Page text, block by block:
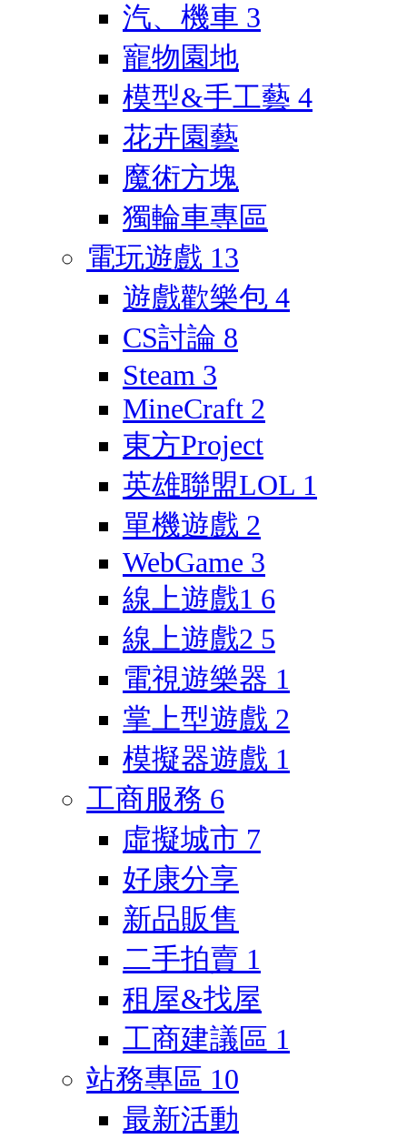
汽、機車 3
寵物園地
模型&手工藝 4
花卉園藝
魔術方塊
獨輪車專區
電玩遊戲 13
遊戲歡樂包 4
CS討論 8
Steam 3
MineCraft 2
東方Project
英雄聯盟LOL 1
單機遊戲 2
WebGame 3
線上遊戲1 6
線上遊戲2 5
電視遊樂器 1
掌上型遊戲 2
模擬器遊戲 1
工商服務 6
虛擬城市 7
好康分享
新品販售
二手拍賣 1
租屋&找屋
工商建議區 1
站務專區 10
最新活動